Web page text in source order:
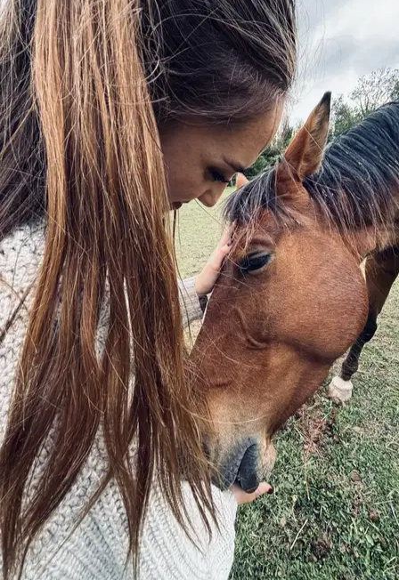
5.Elora Alessandrini
Nouveau
Aix-en-Provence, 13100
À 0,5 km
15 €de